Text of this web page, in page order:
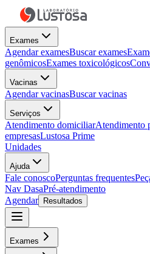
Exames
Agendar examesBuscar exames
genômicosExames toxicológicos
Vacinas
Agendar vacinasBuscar vacinas
Serviços
Atendimento domiciliarAtendimento
empresasLustosa Prime
Unidades
Ajuda
Fale conoscoPerguntas frequentes
Nav DasaPré-atendimento
Agendar
Resultados
Exames